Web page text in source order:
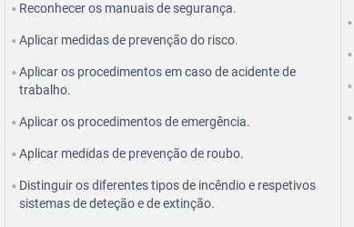
Reconhecer os manuais de segurança.
Aplicar medidas de prevenção do risco.
Aplicar os procedimentos em caso de acidente de
trabalho.
Aplicar os procedimentos de emergência.
Aplicar medidas de prevenção de roubo.
Distinguir os diferentes tipos de incêndio e respetivos
sistemas de deteção e de extinção.